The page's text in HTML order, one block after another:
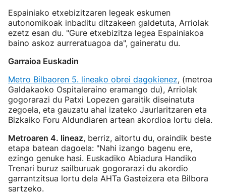
Espainiako etxebizitzaren legeak eskumen
autonomikoak inbaditu ditzakeen galdetuta, Arriolak
ezetz esan du. "Gure etxebizitza legea Espainiakoa
baino askoz aurreratuagoa da", gaineratu du.
Garraioa Euskadin
Metro Bilbaoren 5. lineako obrei dagokienez, (metroa
Galdakaoko Ospitaleraino eramango du), Arriolak
gogorarazi du Patxi Lopezen garaitik diseinatuta
zegoela, eta gauzatu ahal izateko Jaurlaritzaren eta
Bizkaiko Foru Aldundiaren artean akordioa lortu dela.
Metroaren 4. lineaz, berriz, aitortu du, oraindik beste
etapa batean dagoela: "Nahi izango bagenu ere,
ezingo genuke hasi. Euskadiko Abiadura Handiko
Trenari buruz sailburuak gogorarazi du akordio
garrantzitsua lortu dela AHTa Gasteizera eta Bilbora
sartzeko.